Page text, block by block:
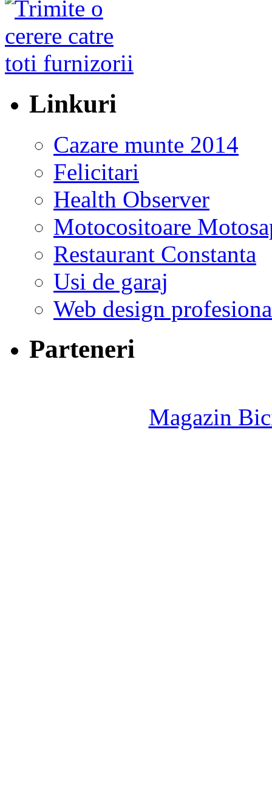
Linkuri
Cazare munte 2014
Felicitari
Health Observer
Motocositoare
Restaurant Constanta
Usi de garaj
Web design
Parteneri
Magazin